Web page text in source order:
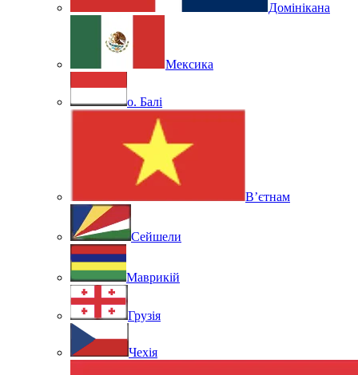
Домінікана
Мексика
о. Балі
В’єтнам
Сейшели
Маврикій
Грузія
Чехія